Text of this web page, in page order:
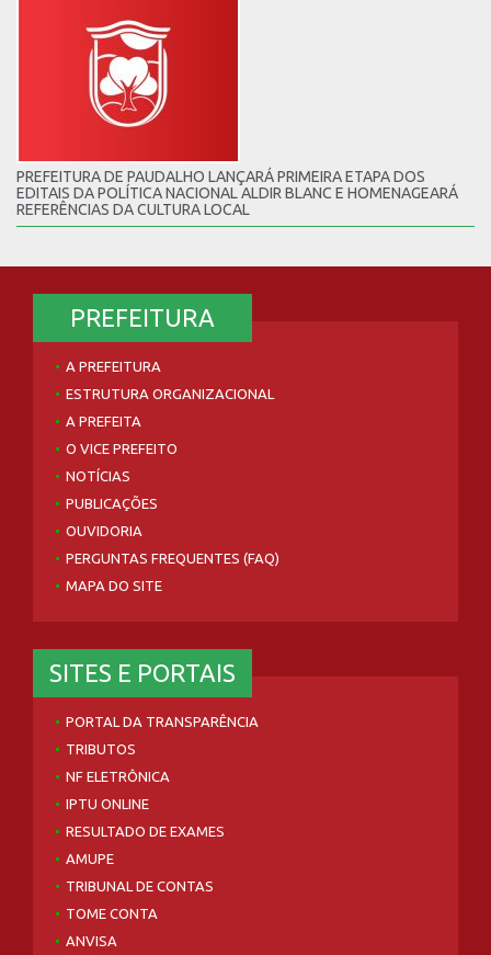
PREFEITURA DE PAUDALHO LANÇARÁ PRIMEIRA ETAPA DOS
EDITAIS DA POLÍTICA NACIONAL ALDIR BLANC E HOMENAGEARÁ
REFERÊNCIAS DA CULTURA LOCAL
PREFEITURA
A PREFEITURA
ESTRUTURA ORGANIZACIONAL
A PREFEITA
O VICE PREFEITO
NOTÍCIAS
PUBLICAÇÕES
OUVIDORIA
PERGUNTAS FREQUENTES (FAQ)
MAPA DO SITE
SITES E PORTAIS
PORTAL DA TRANSPARÊNCIA
TRIBUTOS
NF ELETRÔNICA
IPTU ONLINE
RESULTADO DE EXAMES
AMUPE
TRIBUNAL DE CONTAS
TOME CONTA
ANVISA